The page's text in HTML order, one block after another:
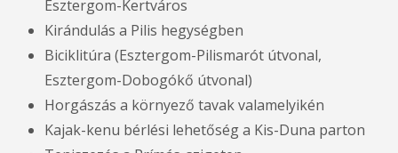
Esztergom-Kertváros
Kirándulás a Pilis hegységben
Biciklitúra (Esztergom-Pilismarót útvonal,
Esztergom-Dobogókő útvonal)
Horgászás a környező tavak valamelyikén
Kajak-kenu bérlési lehetőség a Kis-Duna parton